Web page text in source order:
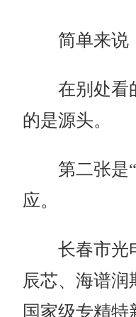
简单来说
在别处看
的是源头。
第二张是“
应。
长春市光
辰芯、海谱润
国家级专精特